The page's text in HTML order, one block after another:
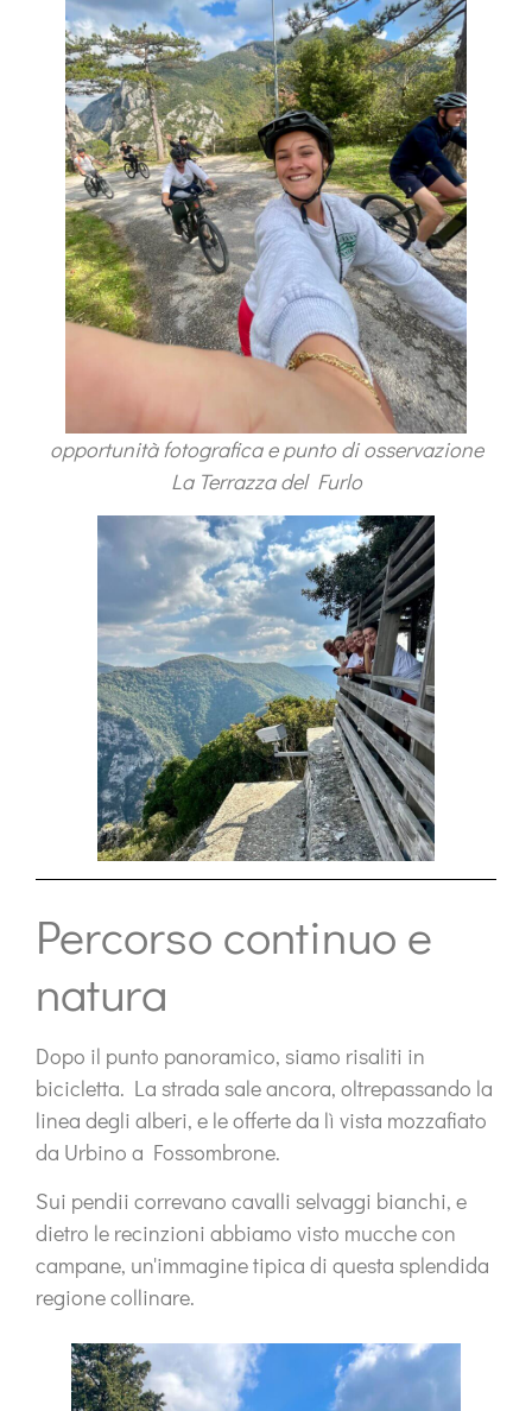
opportunità fotografica e punto di osservazione
La Terrazza del Furlo
Percorso continuo e
natura
Dopo il punto panoramico, siamo risaliti in
bicicletta. La strada sale ancora, oltrepassando la
linea degli alberi, e le offerte da lì vista mozzafiato
da Urbino a Fossombrone.
Sui pendii correvano cavalli selvaggi bianchi, e
dietro le recinzioni abbiamo visto mucche con
campane, un'immagine tipica di questa splendida
regione collinare.